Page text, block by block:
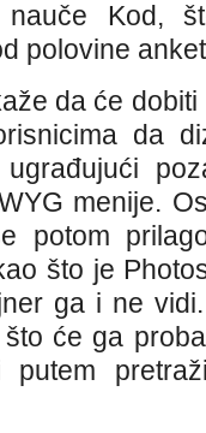
nauče Kod,
polovine
da će
da
menije.
potom
što je
ga i ne
će ga